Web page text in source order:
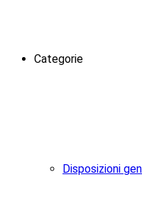
Categorie
Disposizioni